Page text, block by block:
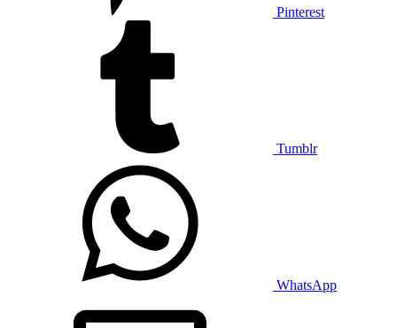
Pinterest
Tumblr
WhatsApp